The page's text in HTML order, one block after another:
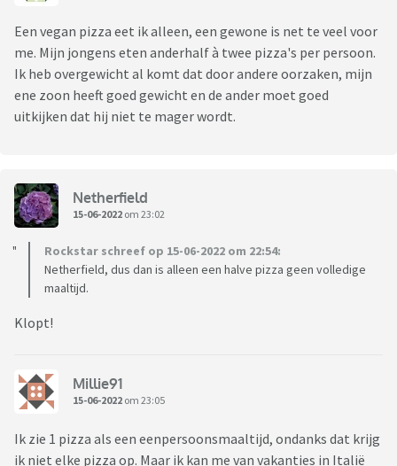
Een vegan pizza eet ik alleen, een gewone is net te veel voor
me. Mijn jongens eten anderhalf à twee pizza's per persoon.
Ik heb overgewicht al komt dat door andere oorzaken, mijn
ene zoon heeft goed gewicht en de ander moet goed
uitkijken dat hij niet te mager wordt.
Netherfield
15-06-2022 om 23:02
Rockstar schreef op 15-06-2022 om 22:54:
Netherfield, dus dan is alleen een halve pizza geen volledige
maaltijd.
Klopt!
Millie91
15-06-2022 om 23:05
Ik zie 1 pizza als een eenpersoonsmaaltijd, ondanks dat krijg
ik niet elke pizza op. Maar ik kan me van vakanties in Italië